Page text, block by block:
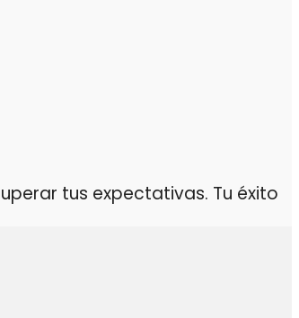
tus expectativas. Tu éxito